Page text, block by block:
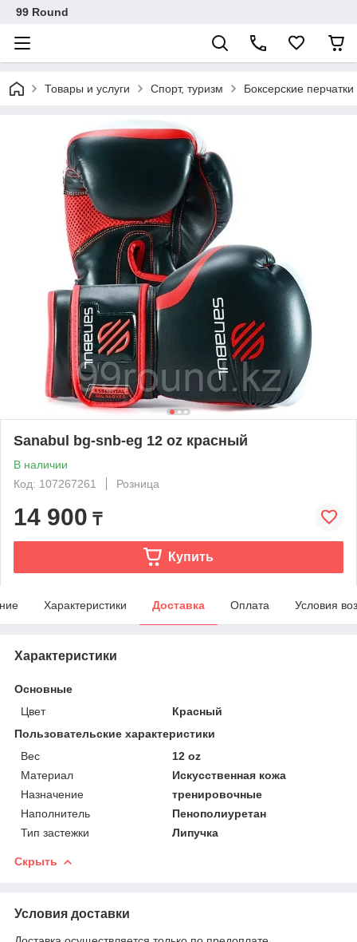
99 Round
Товары и услуги Спорт, туризм Боксерские перчатки
Sanabul bg-snb-eg 12 oz красный
В наличии
Код: 107267261
Розница
14 900 ₸
Купить
Характеристики Доставка Оплата Условия
Характеристики
Основные
Цвет
Красный
Пользовательские характеристики
Вес
12 oz
Материал
Искусственная кожа
Назначение
тренировочные
Наполнитель
Пенополиуретан
Тип застежки
Липучка
Скрыть
Условия доставки